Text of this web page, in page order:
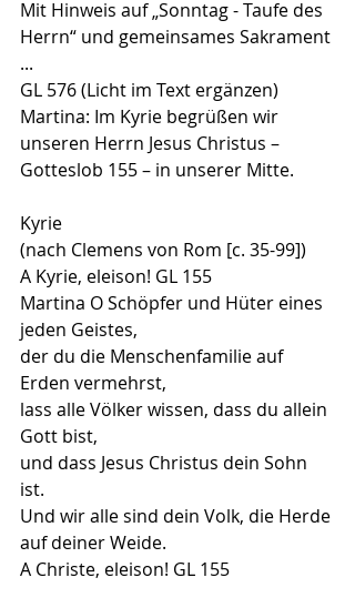
Mit Hinweis auf „Sonntag - Taufe des
Herrn“ und gemeinsames Sakrament
...
GL 576 (Licht im Text ergänzen)
Martina: Im Kyrie begrüßen wir
unseren Herrn Jesus Christus –
Gotteslob 155 – in unserer Mitte.
Kyrie
(nach Clemens von Rom [c. 35-99])
A Kyrie, eleison! GL 155
Martina O Schöpfer und Hüter eines
jeden Geistes,
der du die Menschenfamilie auf
Erden vermehrst,
lass alle Völker wissen, dass du allein
Gott bist,
und dass Jesus Christus dein Sohn
ist.
Und wir alle sind dein Volk, die Herde
auf deiner Weide.
A Christe, eleison! GL 155